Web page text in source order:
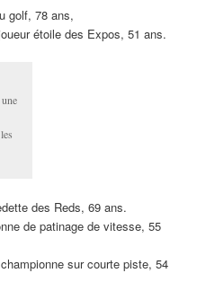
golf, 78 ans,
étoile des Expos, 51 ans.
des Reds, 69 ans.
de patinage de vitesse, 55
sur courte piste, 54